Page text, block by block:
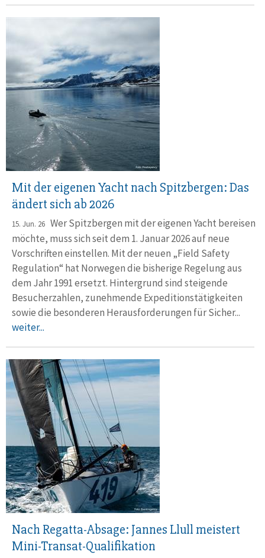
Mit der eigenen Yacht nach Spitzbergen: Das
ändert sich ab 2026
15. Jun. 26 Wer Spitzbergen mit der eigenen Yacht bereisen
möchte, muss sich seit dem 1. Januar 2026 auf neue
Vorschriften einstellen. Mit der neuen „Field Safety
Regulation“ hat Norwegen die bishe­rige Regelung aus
dem Jahr 1991 ersetzt. Hinter­grund sind stei­gende
Besucher­zahlen, zunehmende Expeditions­tätigkeiten
sowie die besonderen Heraus­forderungen für Sicher...
weiter...
Nach Regatta-Absage: Jannes Llull meistert
Mini-Transat-Qualifikation